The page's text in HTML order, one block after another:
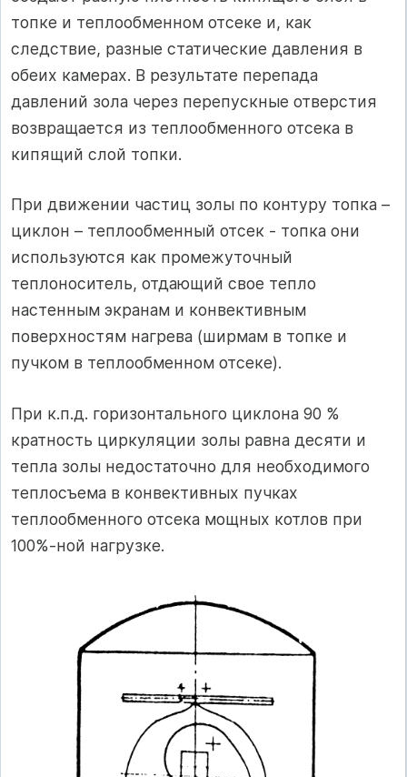
топке и теплообменном отсеке и, как
следствие, разные статические давления в
обеих камерах. В результате перепада
давлений зола через перепускные отверстия
возвращается из теплообменного отсека в
кипящий слой топки.
При движении частиц золы по контуру топка –
циклон – теплообменный отсек - топка они
используются как промежуточный
теплоноситель, отдающий свое тепло
настенным экранам и конвективным
поверхностям нагрева (ширмам в топке и
пучком в теплообменном отсеке).
При к.п.д. горизонтального циклона 90 %
кратность циркуляции золы равна десяти и
тепла золы недостаточно для необходимого
теплосъема в конвективных пучках
теплообменного отсека мощных котлов при
100%-ной нагрузке.